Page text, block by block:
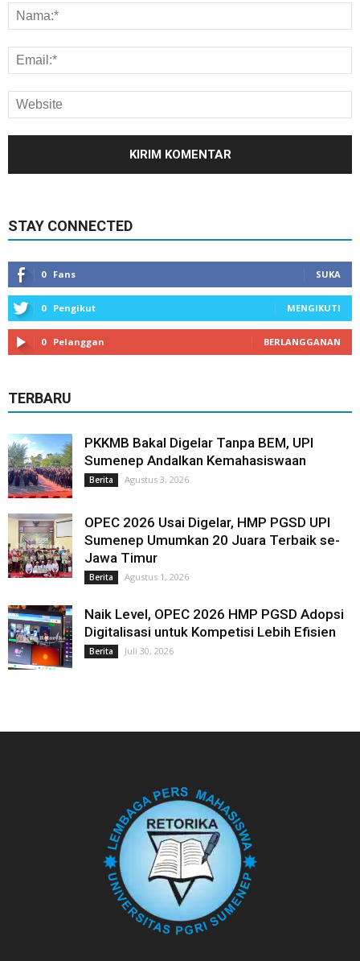
STAY CONNECTED
0 Fans SUKA
0 Pengikut MENGIKUTI
0 Pelanggan BERLANGGANAN
TERBARU
PKKMB Bakal Digelar Tanpa BEM, UPI
Sumenep Andalkan Kemahasiswaan
Berita Agustus 3, 2026
OPEC 2026 Usai Digelar, HMP PGSD UPI
Sumenep Umumkan 20 Juara Terbaik se-
Jawa Timur
Berita Agustus 1, 2026
Naik Level, OPEC 2026 HMP PGSD Adopsi
Digitalisasi untuk Kompetisi Lebih Efisien
Berita Juli 30, 2026